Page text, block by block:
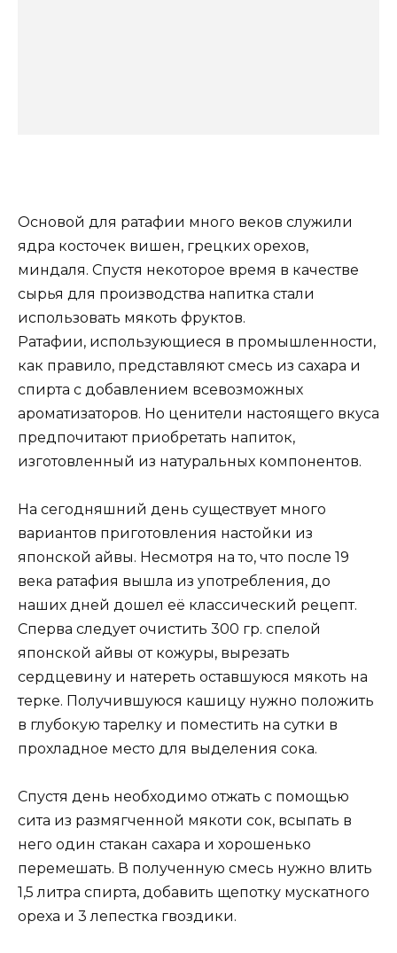
Основой для ратафии много веков служили
ядра косточек вишен, грецких орехов,
миндаля. Спустя некоторое время в качестве
сырья для производства напитка стали
использовать мякоть фруктов.
Ратафии, использующиеся в промышленности,
как правило, представляют смесь из сахара и
спирта с добавлением всевозможных
ароматизаторов. Но ценители настоящего вкуса
предпочитают приобретать напиток,
изготовленный из натуральных компонентов.
На сегодняшний день существует много
вариантов приготовления настойки из
японской айвы. Несмотря на то, что после 19
века ратафия вышла из употребления, до
наших дней дошел её классический рецепт.
Сперва следует очистить 300 гр. спелой
японской айвы от кожуры, вырезать
сердцевину и натереть оставшуюся мякоть на
терке. Получившуюся кашицу нужно положить
в глубокую тарелку и поместить на сутки в
прохладное место для выделения сока.
Спустя день необходимо отжать с помощью
сита из размягченной мякоти сок, всыпать в
него один стакан сахара и хорошенько
перемешать. В полученную смесь нужно влить
1,5 литра спирта, добавить щепотку мускатного
ореха и 3 лепестка гвоздики.